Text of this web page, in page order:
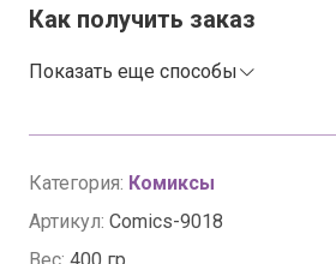
Категория: Комиксы
Артикул: Comics-9018
Вес: 400 гр.
Как получить заказ
Показать еще способы